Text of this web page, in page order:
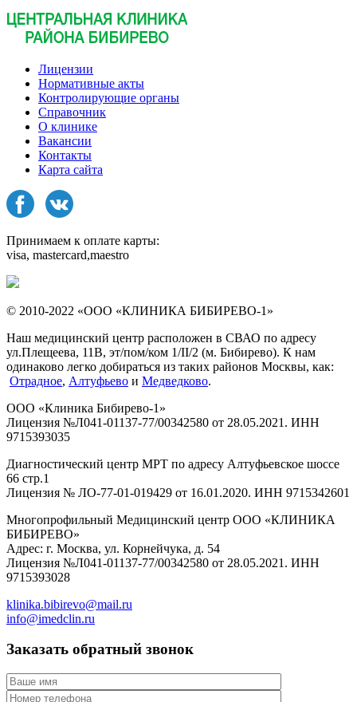
Лицензии
Нормативные акты
Контролирующие органы
Справочник
О клинике
Вакансии
Контакты
Карта сайта
Принимаем к оплате карты:
visa, mastercard,maestro
© 2010-2022 «ООО «КЛИНИКА БИБИРЕВО-1»
Наш медицинский центр расположен в СВАО по адресу
ул.Плещеева, 11В, эт/пом/ком 1/II/2 (м. Бибирево). К нам
одинаково легко добираться из таких районов Москвы, как:
Отрадное, Алтуфьево и Медведково.
ООО «Клиника Бибирево-1»
Лицензия №Л041-01137-77/00342580 от 28.05.2021. ИНН
9715393035
Диагностический центр МРТ по адресу Алтуфьевское шоссе
66 стр.1
Лицензия № ЛО-77-01-019429 от 16.01.2020. ИНН 9715342601
Многопрофильный Медицинский центр ООО «КЛИНИКА
БИБИРЕВО»
Адрес: г. Москва, ул. Корнейчука, д. 54
Лицензия №Л041-01137-77/00342580 от 28.05.2021. ИНН
9715393028
klinika.bibirevo@mail.ru
info@imedclin.ru
Заказать обратный звонок